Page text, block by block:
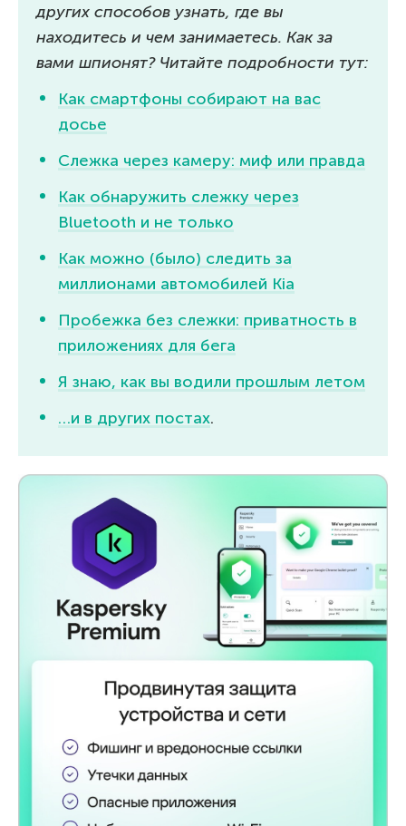
других способов узнать, где вы
находитесь и чем занимаетесь. Как за
вами шпионят? Читайте подробности тут:
Как смартфоны собирают на вас
досье
Слежка через камеру: миф или правда
Как обнаружить слежку через
Bluetooth и не только
Как можно (было) следить за
миллионами автомобилей Kia
Пробежка без слежки: приватность в
приложениях для бега
Я знаю, как вы водили прошлым летом
…и в других постах.